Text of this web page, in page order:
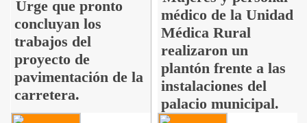
Urge que pronto
concluyan los
trabajos del
proyecto de
pavimentación de la
carretera.
médico de la Unidad
Médica Rural
realizaron un
plantón frente a las
instalaciones del
palacio municipal.